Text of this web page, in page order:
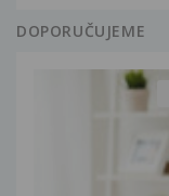
DOPORUČUJEME